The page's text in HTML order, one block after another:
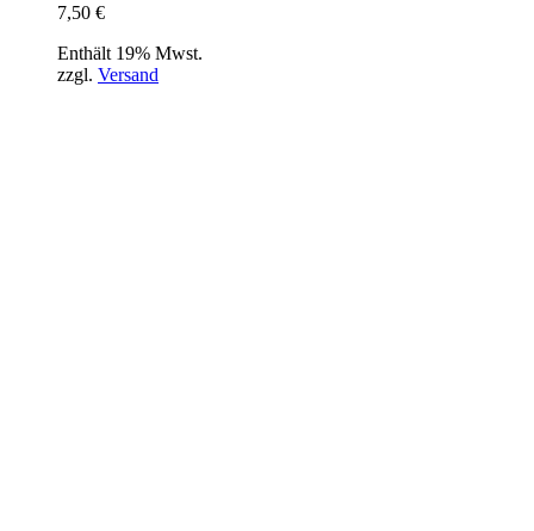
7,50 €
Enthält 19% Mwst.
zzgl. Versand